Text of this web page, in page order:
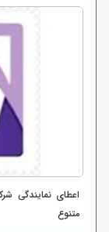
اعطای نمایندگی
متنوع